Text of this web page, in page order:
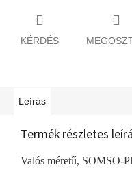
KÉRDÉS
Leírás
Termék részletes
Valós méretű, SOMSO-